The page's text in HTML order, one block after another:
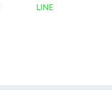
LINE